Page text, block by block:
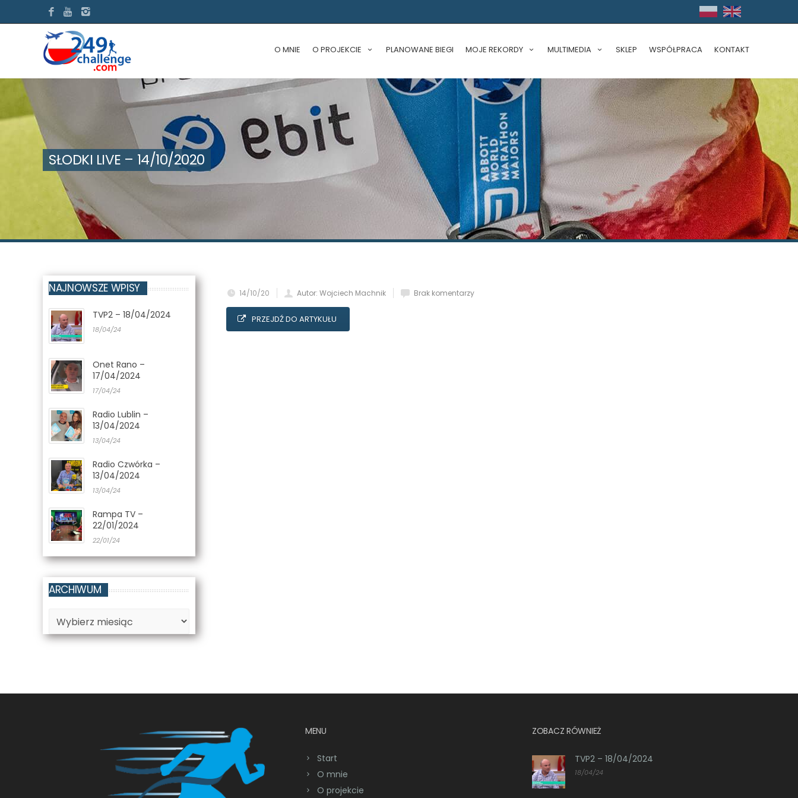
O MNIE O PROJEKCIE PLANOWANE BIEGI MOJE REKORDY MULTIMEDIA SKLEP WSPÓŁPRACA KONTAKT
SŁODKI LIVE – 14/10/2020
NAJNOWSZE WPISY
TVP2 – 18/04/2024
18/04/24
Onet Rano –
17/04/2024
17/04/24
Radio Lublin –
13/04/2024
13/04/24
Radio Czwórka –
13/04/2024
13/04/24
Rampa TV –
22/01/2024
22/01/24
ARCHIWUM
Archiwum
14/10/20 Autor: Wojciech Machnik Brak komentarzy
PRZEJDŹ DO ARTYKUŁU
MENU
Start
O mnie
O projekcie
ZOBACZ RÓWNIEŻ
TVP2 – 18/04/2024
18/04/24